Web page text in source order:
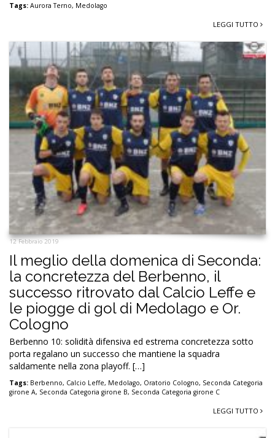
Tags: Aurora Terno, Medolago
LEGGI TUTTO
12 Febbraio 2019
Il meglio della domenica di Seconda:
la concretezza del Berbenno, il
successo ritrovato dal Calcio Leffe e
le piogge di gol di Medolago e Or.
Cologno
Berbenno 10: solidità difensiva ed estrema concretezza sotto
porta regalano un successo che mantiene la squadra
saldamente nella zona playoff. […]
Tags: Berbenno, Calcio Leffe, Medolago, Oratorio Cologno, Seconda Categoria
girone A, Seconda Categoria girone B, Seconda Categoria girone C
LEGGI TUTTO